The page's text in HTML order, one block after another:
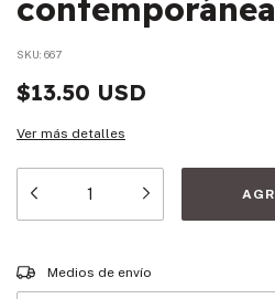
contemporánea
SKU: 667
$13.50 USD
Ver más detalles
Entregas para el CP:
Medios de envío